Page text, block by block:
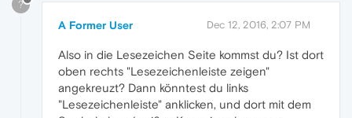
?
A Former User Dec 12, 2016, 2:07 PM
Also in die Lesezeichen Seite kommst du? Ist dort
oben rechts "Lesezeichenleiste zeigen"
angekreuzt? Dann könntest du links
"Lesezeichenleiste" anklicken, und dort mit dem